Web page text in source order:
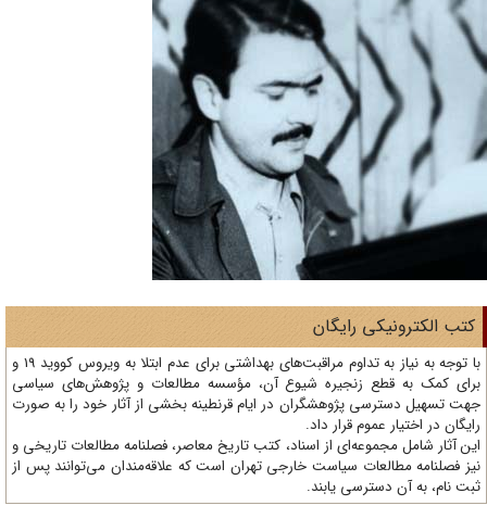
الکترونیکی رایگان
با توجه به نیاز به تداوم مراقبت‌های بهداشتی برای عدم ابتلا به ویروس کووید 19 و
کمک به قطع زنجیره شیوع آن، مؤسسه مطالعات و پژوهش‌های سیاسی
تسهیل دسترسی پژوهشگران در ایام قرنطینه بخشی از آثار خود را به صورت
در اختیار عموم قرار داد.
آثار شامل مجموعه‌ای از اسناد، کتب تاریخ معاصر، فصلنامه‌ مطالعات تاریخی و
فصلنامه مطالعات سیاست خارجی تهران است که علاقه‌مندان می‌توانند پس از
نام، به آن دسترسی یابند.